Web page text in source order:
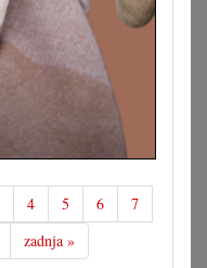
4 5 6
7
zadnja »